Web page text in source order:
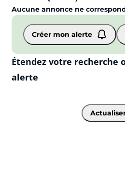
Aucune annonce ne
Appartement Neuf
Créer mon alerte
Étendez votre recherche
alerte